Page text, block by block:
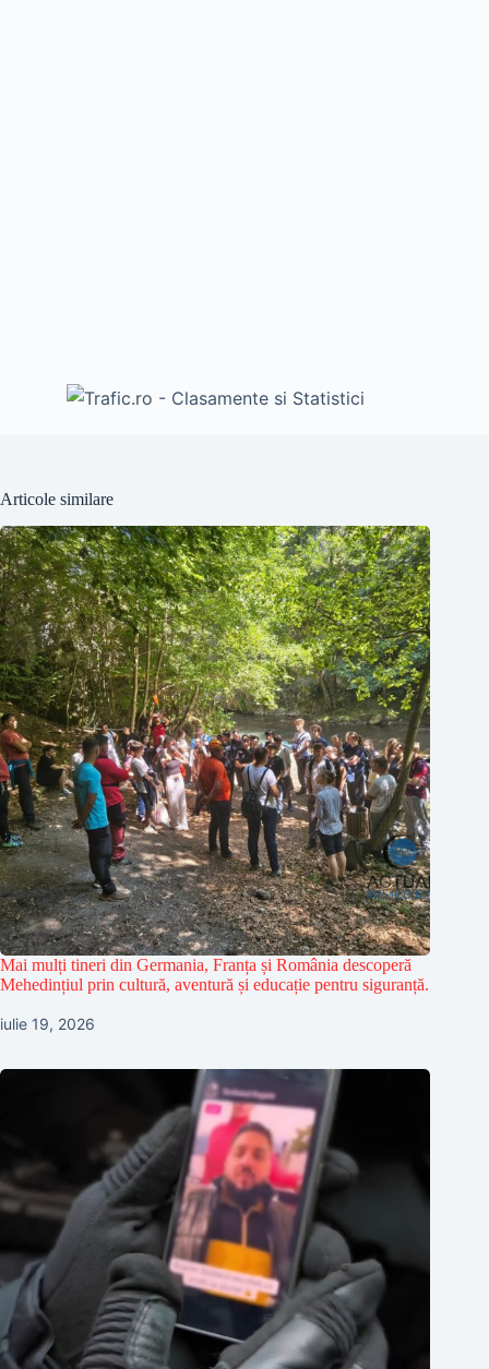
Articole similare
Mai mulți tineri din Germania, Franța și România descoperă
Mehedințiul prin cultură, aventură și educație pentru siguranță.
iulie 19, 2026